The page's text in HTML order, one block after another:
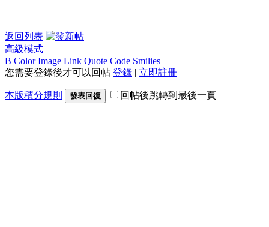
返回列表
高級模式
B Color Image Link Quote Code Smilies
您需要登錄後才可以回帖 登錄 | 立即註冊
本版積分規則 發表回復 回帖後跳轉到最後一頁